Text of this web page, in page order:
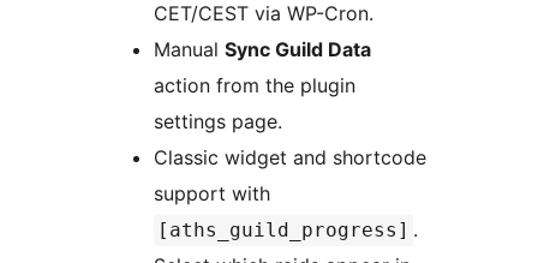
CET/CEST via WP-Cron.
Manual Sync Guild Data
action from the plugin
settings page.
Classic widget and shortcode
support with
[aths_guild_progress] .